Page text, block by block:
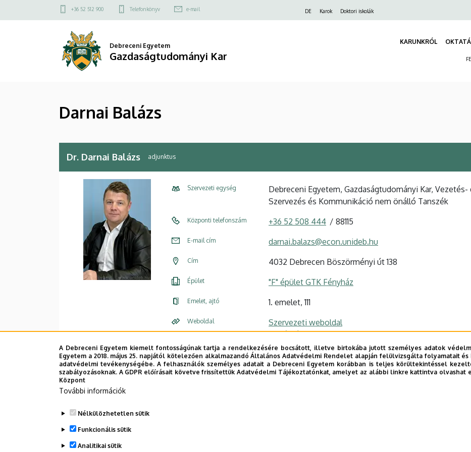
Gazdaságtudományi
a
Felső
menü
+36 52 512 900 Telefonkönyv e-mail DE Karok Doktori iskolák
Debreceni Egyetem
Gazdaságtudományi Kar
KARUNKRÓL
Darnai Balázs
Dr. Darnai Balázs adjunktus
Szervezeti egység
Debreceni Egyetem, Gazdaságtudományi Kar,
Szervezés és Kommunikáció nem önálló Tanszék
Központi telefonszám +36 52 508 444 88115
E-mail cím darnai.balazs@econ.unideb.hu
Cím 4032 Debrecen Böszörményi út 138
Épület "F" épület GTK Fényház
Emelet, ajtó 1. emelet, 111
Weboldal
Szervezeti weboldal
Tudóstér profil
Legutóbbi frissítés: 2023. 09. 06. 15:08
A Debreceni Egyetem kiemelt fontosságúnak tartja a rendelkezésére bocsátott, illetve birtokába jutott személyes adatok
Egyetem a 2018. május 25. napjától kötelezően alkalmazandó Általános Adatvédelmi Rendelet alapján felülvizsgálta folyamatait
adatvédelmi tevékenységébe. A felhasználók személyes adatait a Debreceni Egyetem korábban is teljes körültekintéssel
szabályozásoknak. A GDPR előírásait követve frissítettük Adatvédelmi Tájékoztatónkat, amelyet az alábbi linkre kattintva olvashat
Központ
További információk
Nélkülözhetetlen sütik
Funkcionális sütik
Analitikai sütik